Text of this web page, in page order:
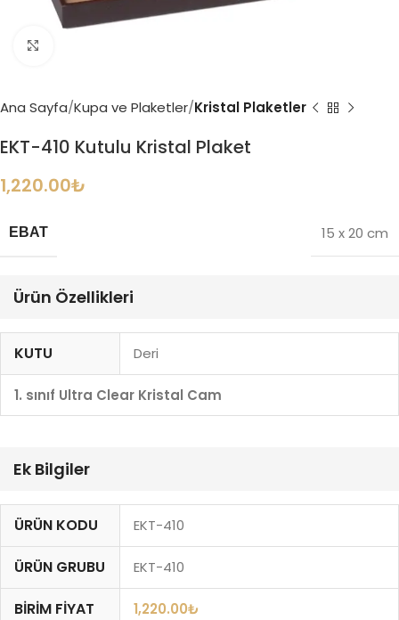
Ana Sayfa Kupa ve Plaketler Kristal Plaketler
EKT-410 Kutulu Kristal Plaket
1,220.00₺
EBAT 15 x 20 cm
Ürün Özellikleri
KUTU Deri
1. sınıf Ultra Clear Kristal Cam
Ek Bilgiler
ÜRÜN KODU EKT-410
ÜRÜN GRUBU EKT-410
BIRIM FIYAT 1,220.00₺